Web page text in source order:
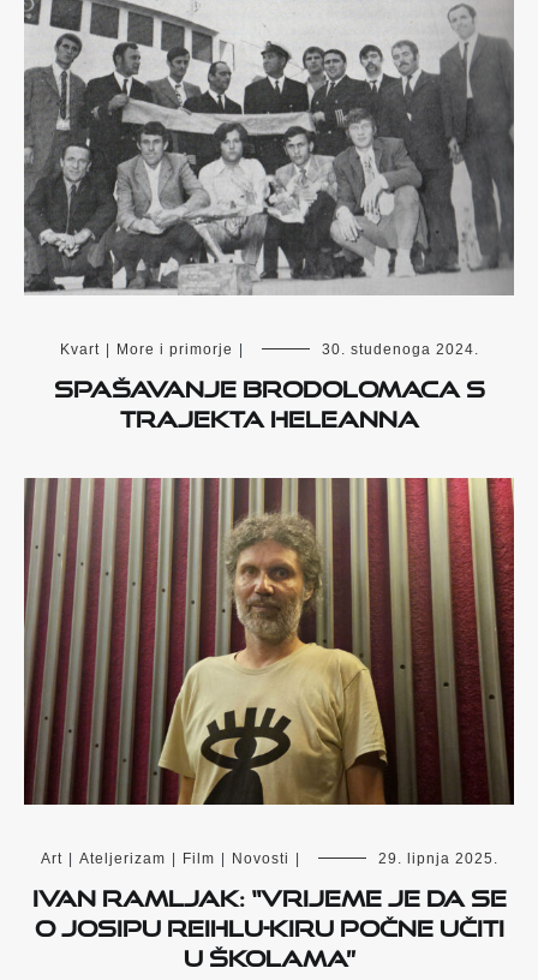
Kvart More i primorje 30. studenoga 2024.
Spašavanje brodolomaca s
trajekta Heleanna
Art Ateljerizam Film Novosti 29. lipnja 2025.
Ivan Ramljak: “Vrijeme je da se
o Josipu Reihlu-Kiru počne učiti
u školama”